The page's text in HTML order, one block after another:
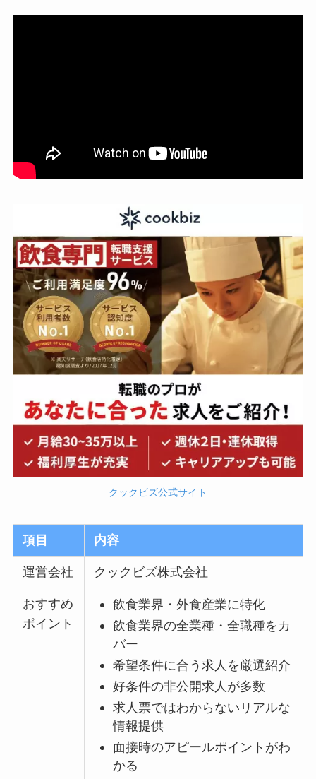
クックビズ公式サイト
項目 内容
運営会社 クックビズ株式会社
おすすめ
ポイント
飲食業界・外食産業に特化
飲食業界の全業種・全職種をカ
バー
希望条件に合う求人を厳選紹介
好条件の非公開求人が多数
求人票ではわからないリアルな
情報提供
面接時のアピールポイントがわ
かる